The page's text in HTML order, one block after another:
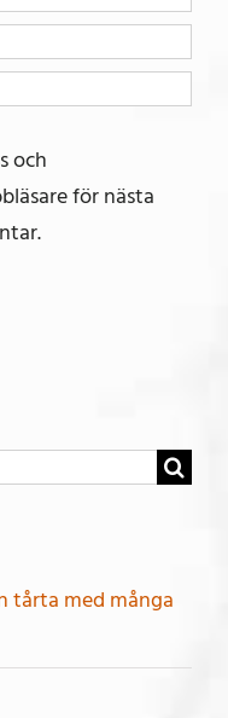
och
för nästa
tårta med många